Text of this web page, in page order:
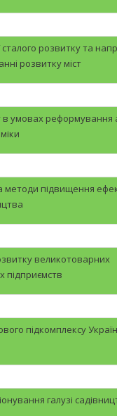
розвитку та
розвитку міст
умовах реформування
підвищення
великотоварних
підприємств
підкомплексу
галузі